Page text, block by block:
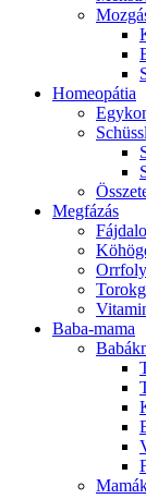
Homeopátia
Megfázás
Baba-mama